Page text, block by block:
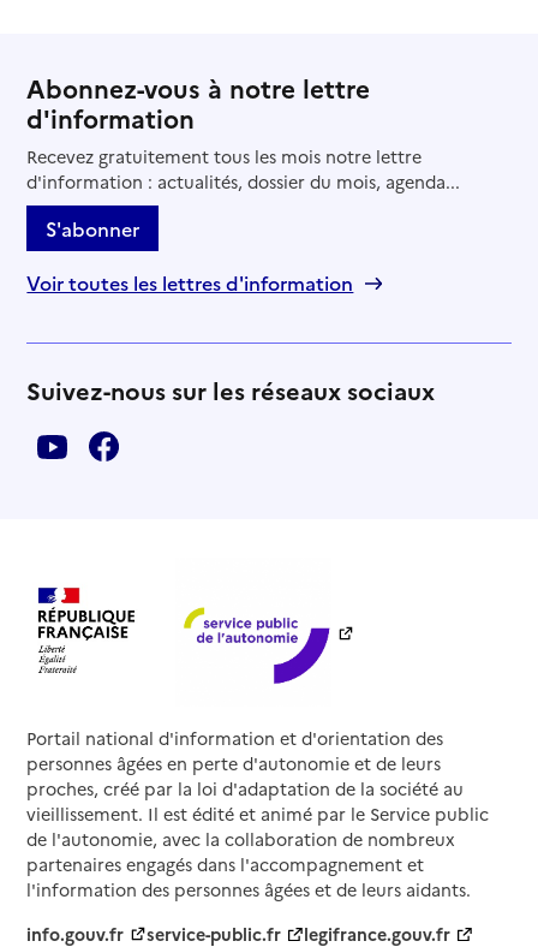
Abonnez-vous à notre lettre
d'information
Recevez gratuitement tous les mois notre lettre
d'information : actualités, dossier du mois, agenda...
S'abonner
Voir toutes les lettres d'information
Suivez-nous sur les réseaux sociaux
Portail national d'information et d'orientation des
personnes âgées en perte d'autonomie et de leurs
proches, créé par la loi d'adaptation de la société au
vieillissement. Il est édité et animé par le Service public
de l'autonomie, avec la collaboration de nombreux
partenaires engagés dans l'accompagnement et
l'information des personnes âgées et de leurs aidants.
info.gouv.fr
service-public.fr
legifrance.gouv.fr